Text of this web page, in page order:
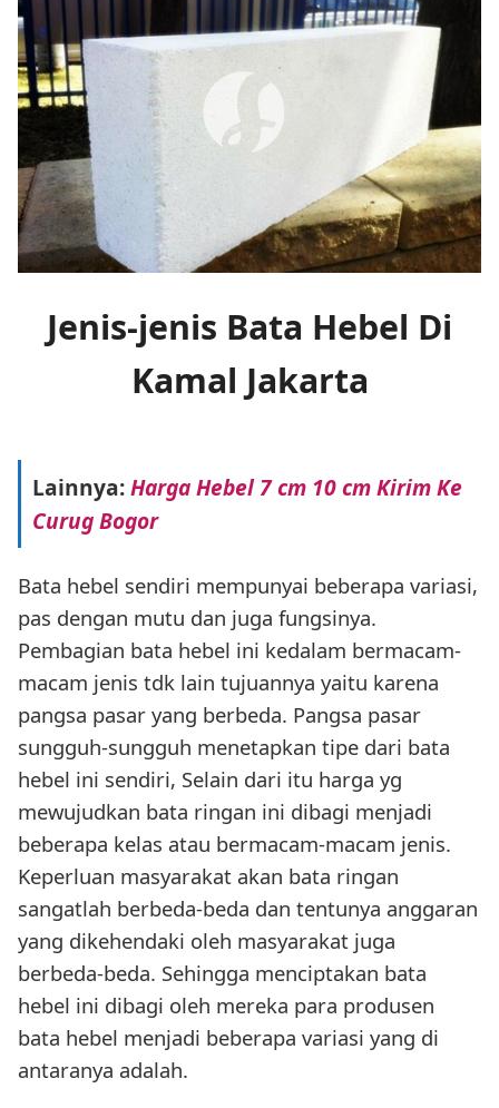
Jenis-jenis Bata Hebel Di
Kamal Jakarta
Lainnya:Harga Hebel 7 cm 10 cm Kirim Ke
Curug Bogor
Bata hebel sendiri mempunyai beberapa variasi,
pas dengan mutu dan juga fungsinya.
Pembagian bata hebel ini kedalam bermacam-
macam jenis tdk lain tujuannya yaitu karena
pangsa pasar yang berbeda. Pangsa pasar
sungguh-sungguh menetapkan tipe dari bata
hebel ini sendiri, Selain dari itu harga yg
mewujudkan bata ringan ini dibagi menjadi
beberapa kelas atau bermacam-macam jenis.
Keperluan masyarakat akan bata ringan
sangatlah berbeda-beda dan tentunya anggaran
yang dikehendaki oleh masyarakat juga
berbeda-beda. Sehingga menciptakan bata
hebel ini dibagi oleh mereka para produsen
bata hebel menjadi beberapa variasi yang di
antaranya adalah.